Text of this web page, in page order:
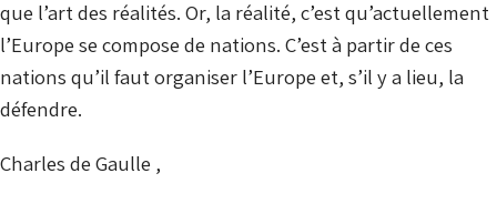
que l’art des réalités. Or, la réalité, c’est qu’actuellement
l’Europe se compose de nations. C’est à partir de ces
nations qu’il faut organiser l’Europe et, s’il y a lieu, la
défendre.
Charles de Gaulle ,